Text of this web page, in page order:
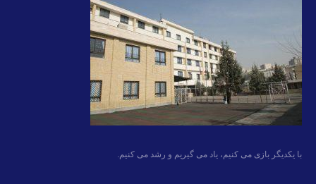
با یکدیگر بازی می کنیم، یاد می گیریم و رشد می کنیم.